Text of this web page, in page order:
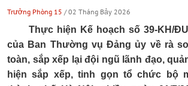
Trưởng Phòng 15 / 02 Tháng Bảy 2026
Thực hiện Kế hoạch số 39-KH/
của Ban Thường vụ Đảng ủy về rà
toàn, sắp xếp lại đội ngũ lãnh đạo,
hiện sắp xếp, tinh gọn tổ chức bộ